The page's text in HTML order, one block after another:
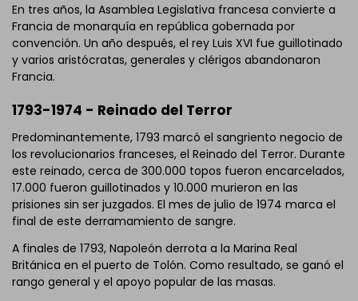
En tres años, la Asamblea Legislativa francesa convierte a
Francia de monarquía en república gobernada por
convención. Un año después, el rey Luis XVI fue guillotinado
y varios aristócratas, generales y clérigos abandonaron
Francia.
1793-1974 - Reinado del Terror
Predominantemente, 1793 marcó el sangriento negocio de
los revolucionarios franceses, el Reinado del Terror. Durante
este reinado, cerca de 300.000 topos fueron encarcelados,
17.000 fueron guillotinados y 10.000 murieron en las
prisiones sin ser juzgados. El mes de julio de 1974 marca el
final de este derramamiento de sangre.
A finales de 1793, Napoleón derrota a la Marina Real
Británica en el puerto de Tolón. Como resultado, se ganó el
rango general y el apoyo popular de las masas.